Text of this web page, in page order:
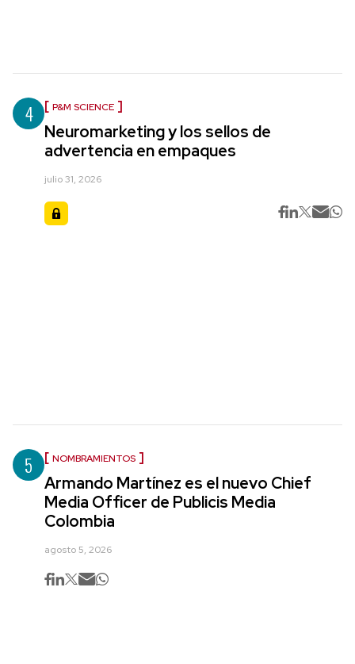
4 P&M SCIENCE
Neuromarketing y los sellos de
advertencia en empaques
julio 31, 2026
5 NOMBRAMIENTOS
Armando Martínez es el nuevo Chief
Media Officer de Publicis Media
Colombia
agosto 5, 2026